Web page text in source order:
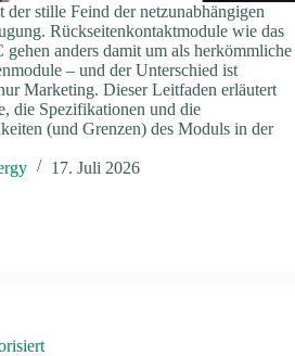
der stille Feind der netzunabhängigen
Rückseitenkontaktmodule wie das
anders damit um als herkömmliche
– und der Unterschied ist
Marketing. Dieser Leitfaden erläutert
die Spezifikationen und die
(und Grenzen) des Moduls in der
17. Juli 2026